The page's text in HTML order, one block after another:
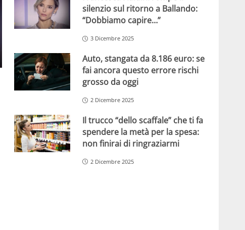
silenzio sul ritorno a Ballando:
“Dobbiamo capire…”
3 Dicembre 2025
Auto, stangata da 8.186 euro: se
fai ancora questo errore rischi
grosso da oggi
2 Dicembre 2025
Il trucco “dello scaffale” che ti fa
spendere la metà per la spesa:
non finirai di ringraziarmi
2 Dicembre 2025